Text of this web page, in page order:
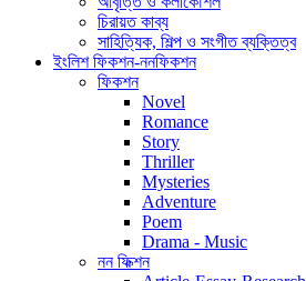
চিরায়ত কাব্য
সাহিত্যিক, শিল্প ও সংগীত ব্যক্তিত্ব
ইংলিশ ফিকশন-ননফিকশন
ফিকশন
Novel
Romance
Story
Thriller
Mysteries
Adventure
Poem
Drama - Music
নন ফিক্শন